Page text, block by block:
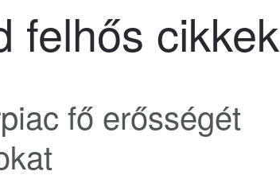
felhős cikkek
fő erősségét